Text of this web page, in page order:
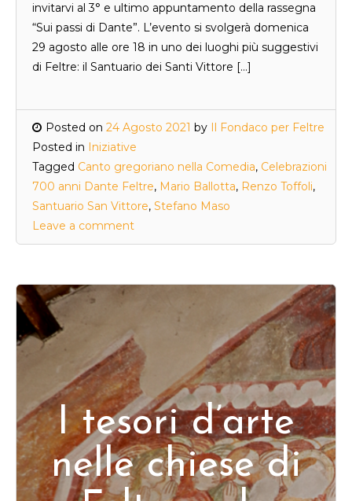
invitarvi al 3° e ultimo appuntamento della rassegna
“Sui passi di Dante”. L’evento si svolgerà domenica
29 agosto alle ore 18 in uno dei luoghi più suggestivi
di Feltre: il Santuario dei Santi Vittore […]
Posted on 24 Agosto 2021 by Il Fondaco per Feltre
Posted in Iniziative
Tagged Canto gregoriano nella Comedia, Celebrazioni
700 anni Dante Feltre, Mario Ballotta, Renzo Toffoli,
Santuario San Vittore, Stefano Maso
Leave a comment
I tesori d’arte
nelle chiese di